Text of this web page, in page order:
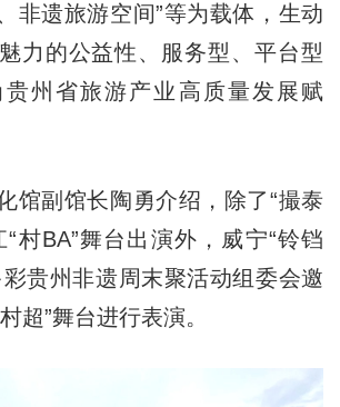
非遗旅游空间”等为载体，生动
力的公益性、服务型、平台型
州省旅游产业高质量发展赋
副馆长陶勇介绍，除了“撮泰
村BA”舞台出演外，威宁“铃铛
贵州非遗周末聚活动组委会邀
超”舞台进行表演。